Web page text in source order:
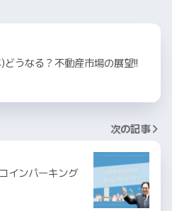
うなる？不動産市場の展望!!
次の記事
インパーキング